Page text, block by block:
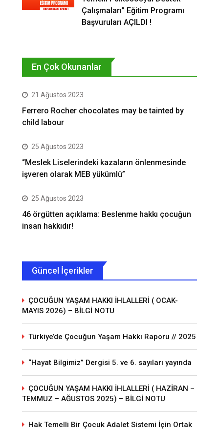
Çalışmaları” Eğitim Programı
Başvuruları AÇILDI !
En Çok Okunanlar
21 Ağustos 2023
Ferrero Rocher chocolates may be tainted by
child labour
25 Ağustos 2023
“Meslek Liselerindeki kazaların önlenmesinde
işveren olarak MEB yükümlü”
25 Ağustos 2023
46 örgütten açıklama: Beslenme hakkı çocuğun
insan hakkıdır!
Güncel İçerikler
ÇOCUĞUN YAŞAM HAKKI İHLALLERİ ( OCAK-
MAYIS 2026) – BİLGİ NOTU
Türkiye’de Çocuğun Yaşam Hakkı Raporu // 2025
“Hayat Bilgimiz” Dergisi 5. ve 6. sayıları yayında
ÇOCUĞUN YAŞAM HAKKI İHLALLERİ ( HAZİRAN –
TEMMUZ – AĞUSTOS 2025) – BİLGİ NOTU
Hak Temelli Bir Çocuk Adalet Sistemi İçin Ortak